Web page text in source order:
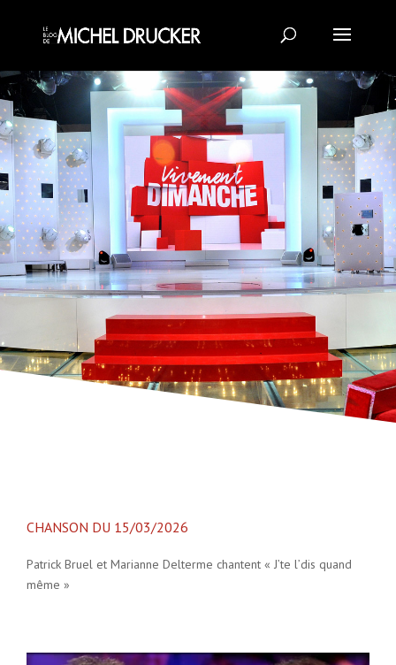
CHANSON DU 15/03/2026
Patrick Bruel et Marianne Delterme chantent « J’te l’dis quand
même »